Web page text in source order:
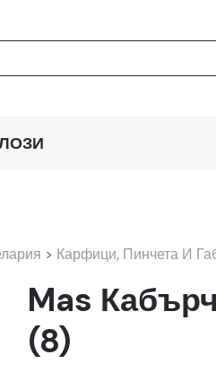
> Карфици, Пинчета И
Mas
(8)